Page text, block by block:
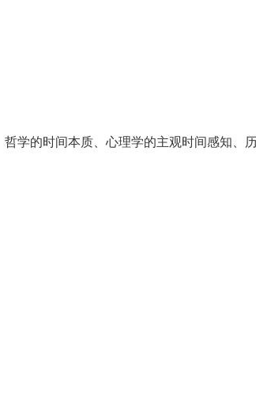
学的时间本质、心理学的主观时间感知、